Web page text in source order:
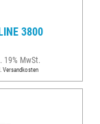
3800
19% MwSt.
Versandkosten